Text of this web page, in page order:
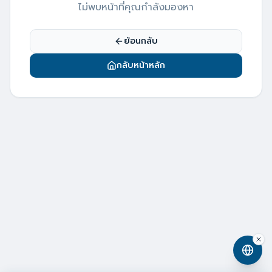
ไม่พบหน้าที่คุณกำลังมองหา
ย้อนกลับ
กลับหน้าหลัก